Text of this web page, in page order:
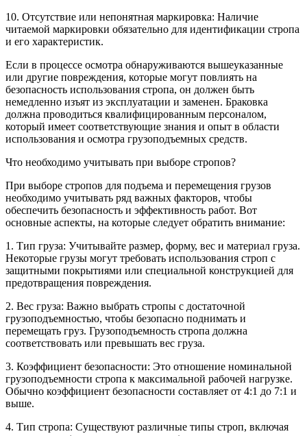
10. Отсутствие или непонятная маркировка: Наличие
читаемой маркировки обязательно для идентификации стропа
и его характеристик.
Если в процессе осмотра обнаруживаются вышеуказанные
или другие повреждения, которые могут повлиять на
безопасность использования стропа, он должен быть
немедленно изъят из эксплуатации и заменен. Браковка
должна проводиться квалифицированным персоналом,
который имеет соответствующие знания и опыт в области
использования и осмотра грузоподъемных средств.
Что необходимо учитывать при выборе стропов?
При выборе стропов для подъема и перемещения грузов
необходимо учитывать ряд важных факторов, чтобы
обеспечить безопасность и эффективность работ. Вот
основные аспекты, на которые следует обратить внимание:
1. Тип груза: Учитывайте размер, форму, вес и материал груза.
Некоторые грузы могут требовать использования строп с
защитными покрытиями или специальной конструкцией для
предотвращения повреждения.
2. Вес груза: Важно выбрать стропы с достаточной
грузоподъемностью, чтобы безопасно поднимать и
перемещать груз. Грузоподъемность стропа должна
соответствовать или превышать вес груза.
3. Коэффициент безопасности: Это отношение номинальной
грузоподъемности стропа к максимальной рабочей нагрузке.
Обычно коэффициент безопасности составляет от 4:1 до 7:1 и
выше.
4. Тип стропа: Существуют различные типы строп, включая